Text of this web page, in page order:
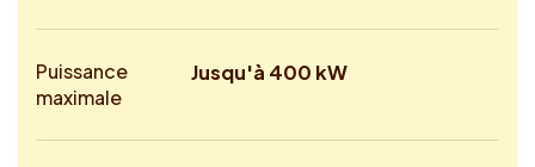
Puissance
maximale
Jusqu'à 400 kW